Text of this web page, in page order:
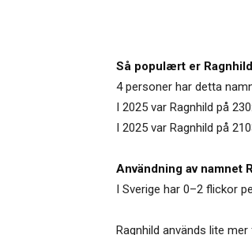
Så populært er
4 personer har detta
I 2025 var Ragnhild på
I 2025 var Ragnhild på
Användning av namnet
I Sverige har 0–2 flickor
Ragnhild används lite